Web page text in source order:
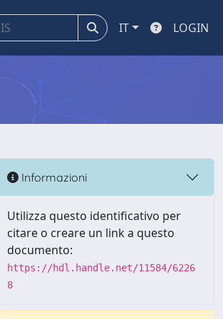
IT LOGIN
Informazioni
Utilizza questo identificativo per
citare o creare un link a questo
documento:
https://hdl.handle.net/11584/6226
8